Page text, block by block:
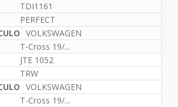
TDI1161
PERFECT
VOLKSWAGEN
T-Cross 19/...
JTE 1052
TRW
VOLKSWAGEN
T-Cross 19/...